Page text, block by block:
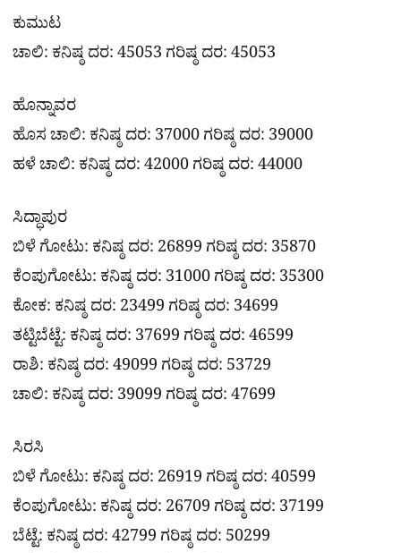
ಕುಮುಟ
ಚಾಲಿ: ಕನಿಷ್ಠ ದರ: 45053 ಗರಿಷ್ಠ ದರ: 45053
ಹೊನ್ನಾವರ
ಹೊಸ ಚಾಲಿ: ಕನಿಷ್ಠ ದರ: 37000 ಗರಿಷ್ಠ ದರ: 39000
ಹಳೆ ಚಾಲಿ: ಕನಿಷ್ಠ ದರ: 42000 ಗರಿಷ್ಠ ದರ: 44000
ಸಿದ್ಧಾಪುರ
ಬಿಳೆ ಗೋಟು: ಕನಿಷ್ಠ ದರ: 26899 ಗರಿಷ್ಠ ದರ: 35870
ಕೆಂಪುಗೋಟು: ಕನಿಷ್ಠ ದರ: 31000 ಗರಿಷ್ಠ ದರ: 35300
ಕೋಕ: ಕನಿಷ್ಠ ದರ: 23499 ಗರಿಷ್ಠ ದರ: 34699
ತಟ್ಟಿಬೆಟ್ಟೆ: ಕನಿಷ್ಠ ದರ: 37699 ಗರಿಷ್ಠ ದರ: 46599
ರಾಶಿ: ಕನಿಷ್ಠ ದರ: 49099 ಗರಿಷ್ಠ ದರ: 53729
ಚಾಲಿ: ಕನಿಷ್ಠ ದರ: 39099 ಗರಿಷ್ಠ ದರ: 47699
ಸಿರಸಿ
ಬಿಳೆ ಗೋಟು: ಕನಿಷ್ಠ ದರ: 26919 ಗರಿಷ್ಠ ದರ: 40599
ಕೆಂಪುಗೋಟು: ಕನಿಷ್ಠ ದರ: 26709 ಗರಿಷ್ಠ ದರ: 37199
ಬೆಟ್ಟೆ: ಕನಿಷ್ಠ ದರ: 42799 ಗರಿಷ್ಠ ದರ: 50299